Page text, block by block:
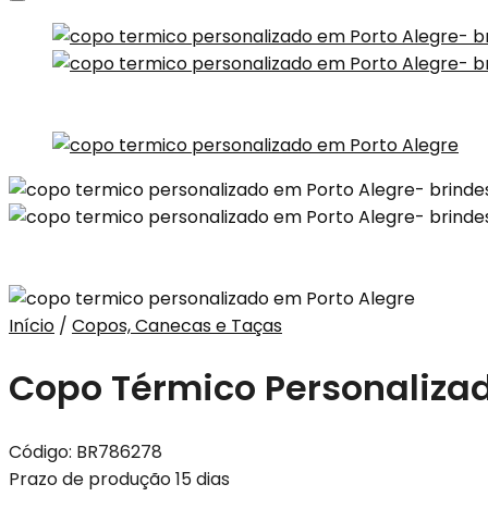
Início / Copos, Canecas e Taças
Copo Térmico
Código: BR786278
Prazo de produção 15 dias